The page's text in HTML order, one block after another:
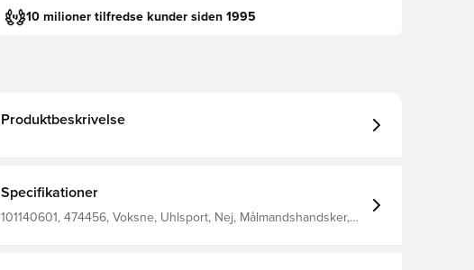
10 milioner tilfredse kunder siden 1995
Produktbeskrivelse
Specifikationer
101140601, 474456, Voksne, Uhlsport, Nej, Målmandshandsker,